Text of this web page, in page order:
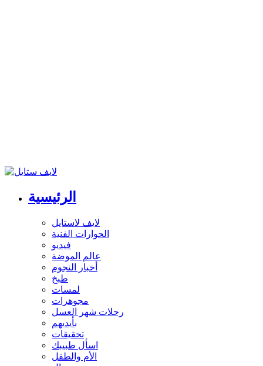
الرئيسية
لايف لاستايل
الحوارات الفنية
فيديو
عالم الموضة
أخبار النجوم
طبخ
لمسات
مجوهرات
رحلات شهر العسل
بأيديهم
تحقيقات
اسأل طبيبك
الأم والطفل